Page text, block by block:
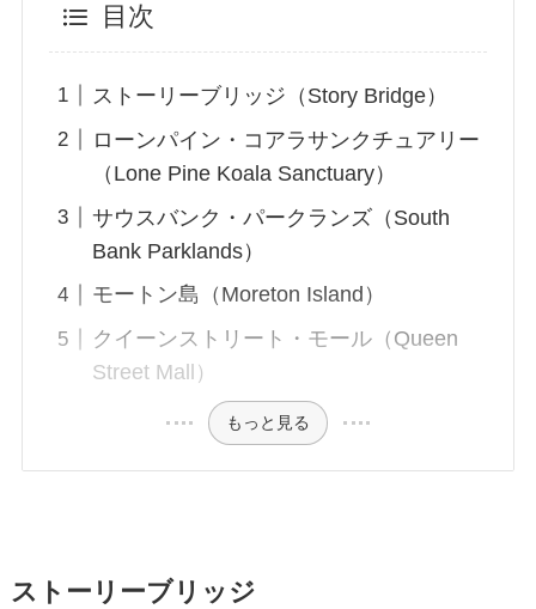
目次
ストーリーブリッジ（Story Bridge）
ローンパイン・コアラサンクチュアリー
（Lone Pine Koala Sanctuary）
サウスバンク・パークランズ（South
Bank Parklands）
モートン島（Moreton Island）
クイーンストリート・モール（Queen
Street Mall）
もっと見る
ストーリーブリッジ